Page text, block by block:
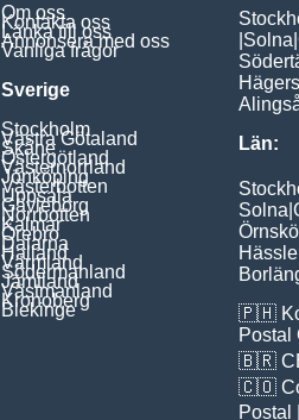
Om oss
Kontakta oss
Länka till oss
Annonsera med oss
Vanliga frågor
Sverige
Stockholm
Västra Götaland
Skåne
Östergötland
Västernorrland
Jönköping
Västerbotten
Uppsala
Gävleborg
Norrbotten
Kalmar
Örebro
Dalarna
Halland
Värmland
Södermanland
Jämtland
Västmanland
Kronoberg
Blekinge
Solna
Län:
Solna
🇵🇭
Postal
🇧🇷
🇨🇴
Poștal